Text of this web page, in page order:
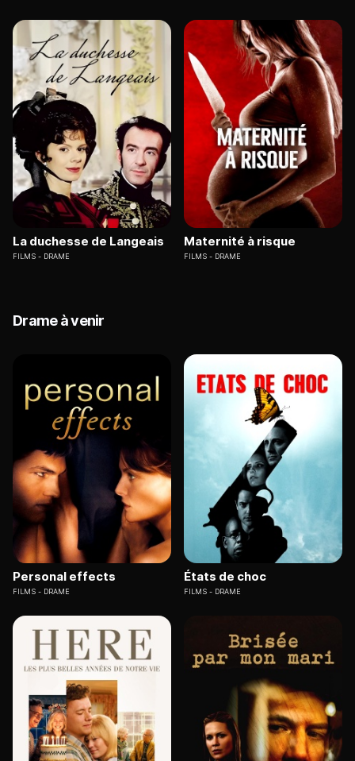
La duchesse de Langeais
FILMS DRAME
Maternité à risque
FILMS DRAME
Drame à venir
Personal effects
FILMS DRAME
États de choc
FILMS DRAME